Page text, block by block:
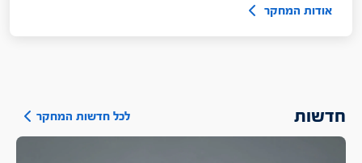
אודות המחקר
חדשות לכל חדשות המחקר